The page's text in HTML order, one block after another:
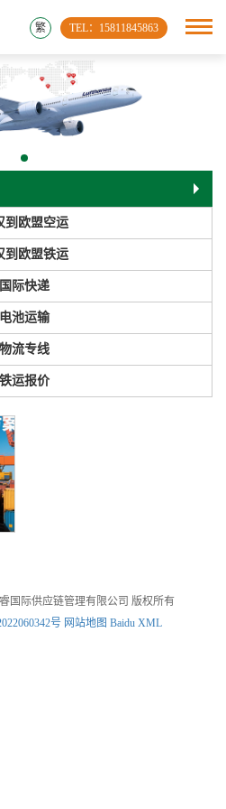
TEL：15811845863
繁
到欧盟空运
到欧盟铁运
国际快递
电池运输
物流专线
铁运报价
国际供应链管理有限公司 版权所有
号 网站地图 Baidu XML